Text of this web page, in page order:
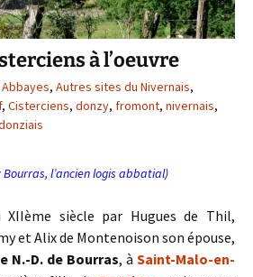
à l’oeuvre
Abbayes, Autres sites du Nivernais,
, Cisterciens, donzy, fromont, nivernais,
l’ancien logis abbatial)
XIIème siècle par Hugues de Thil,
et Alix de Montenoison son épouse,
N.-D. de Bourras, à Saint-Malo-en-